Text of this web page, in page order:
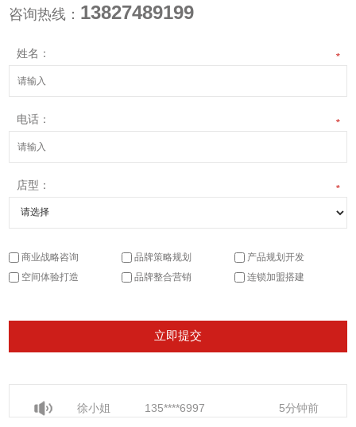
咨询热线： 13827489199
姓名： *
电话： *
店型： *
商业战略咨询 品牌策略规划
产品规划开发
空间体验打造
品牌整合营销 连锁加盟搭建
徐小姐 5分钟前